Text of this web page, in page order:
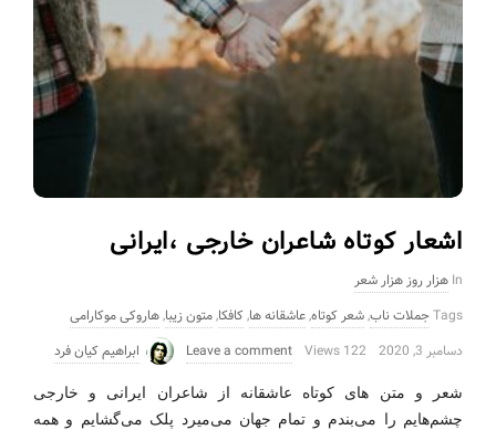
اشعار کوتاه شاعران خارجی ،ایرانی
In هزار روز هزار شعر
Tagsجملات ناب,شعر کوتاه,عاشقانه ها, کافکا,متون زیبا,هاروکی موکارامی
دسامبر 3, 2020
122 Views
Leave a comment ابراهیم کیان فرد
شعر و متن های کوتاه عاشقانه از شاعران ایرانی و خارجی
چشم‌هایم را می‌بندم و تمام جهان می‌میرد پلک می‌گشایم و همه